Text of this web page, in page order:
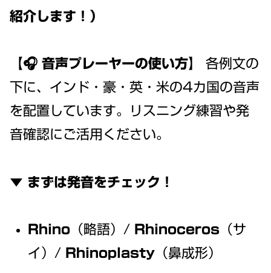
紹介します！）
【🎧 音声プレーヤーの使い方】
各例文の
下に、インド・豪・英・米の4カ国の音声
を配置しています。リスニング練習や発
音確認にご活用ください。
▼ まずは発音をチェック！
Rhino （略語）/ Rhinoceros （サ
イ）/ Rhinoplasty （鼻成形）